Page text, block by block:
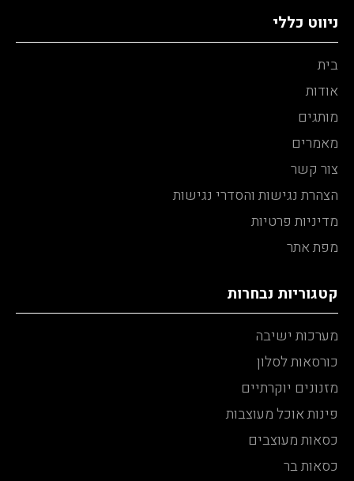
ניווט כללי
בית
אודות
מותגים
מאמרים
צור קשר
הצהרת נגישות והסדרי נגישות
מדיניות פרטיות
מפת אתר
קטגוריות נבחרות
מערכות ישיבה
כורסאות לסלון
מזנונים יוקרתיים
פינות אוכל מעוצבות
כסאות מעוצבים
כסאות בר